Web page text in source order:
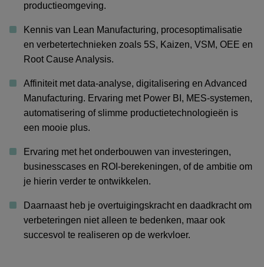
productieomgeving.
Kennis van Lean Manufacturing, procesoptimalisatie
en verbetertechnieken zoals 5S, Kaizen, VSM, OEE en
Root Cause Analysis.
Affiniteit met data-analyse, digitalisering en Advanced
Manufacturing. Ervaring met Power BI, MES-systemen,
automatisering of slimme productietechnologieën is
een mooie plus.
Ervaring met het onderbouwen van investeringen,
businesscases en ROI-berekeningen, of de ambitie om
je hierin verder te ontwikkelen.
Daarnaast heb je overtuigingskracht en daadkracht om
verbeteringen niet alleen te bedenken, maar ook
succesvol te realiseren op de werkvloer.